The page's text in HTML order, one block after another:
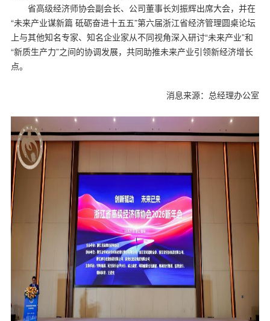
省高级经济师协会副会长、公司董事长刘振辉出席大会，并在
“未来产业谋新篇 砥砺奋进十五五”第六届浙江省经济管理圆桌论坛
上与其他知名专家、知名企业家从不同视角深入研讨“未来产业”和
“新质生产力”之间的协调发展，共同助推未来产业引领新经济增长
点。
消息来源：总经理办公室